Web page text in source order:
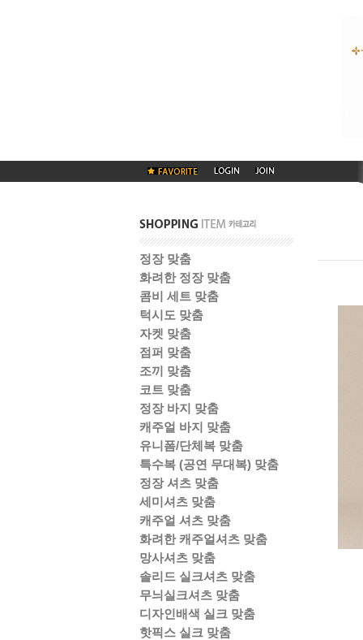
정장 맞춤
화려한 정장 맞춤
콤비 세트 맞춤
턱시도 맞춤
자켓 맞춤
점퍼 맞춤
조끼 맞춤
코트 맞춤
정장 바지 맞춤
캐주얼 바지 맞춤
유니폼/단체복 맞춤
특수복 (공연 무대복) 맞춤
정장 셔츠 맞춤
세미셔츠 맞춤
캐주얼 셔츠 맞춤
화려한 캐주얼셔츠 맞춤
망사셔츠 맞춤
솔리드 실크셔츠 맞춤
무늬실크셔츠 맞춤
디자인배색 실크 맞춤
핫픽스 실크 맞춤